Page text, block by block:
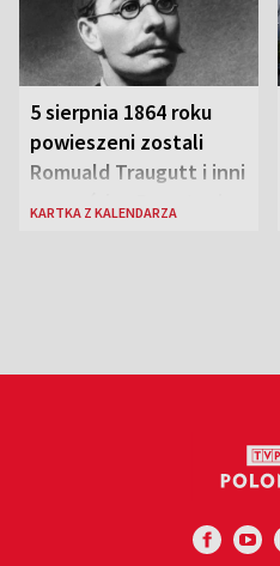
5 sierpnia 1864 roku
powieszeni zostali
Romuald Traugutt i inni
przywódcy Powstania
KARTKA Z KALENDARZA